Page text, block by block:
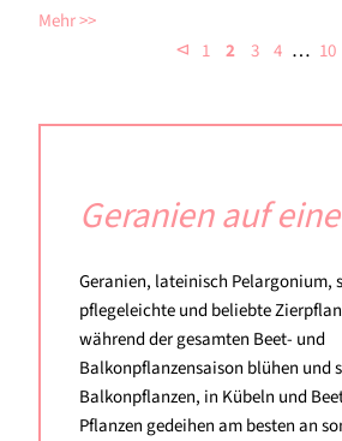
Mehr
⊲ 1 2 3 4 … 10
Geranien auf
Geranien, lateinisch Pelargonium,
pflegeleichte und beliebte
während der gesamten Beet- und
Balkonpflanzensaison blühen und
Balkonpflanzen, in Kübeln und
Pflanzen gedeihen am besten an